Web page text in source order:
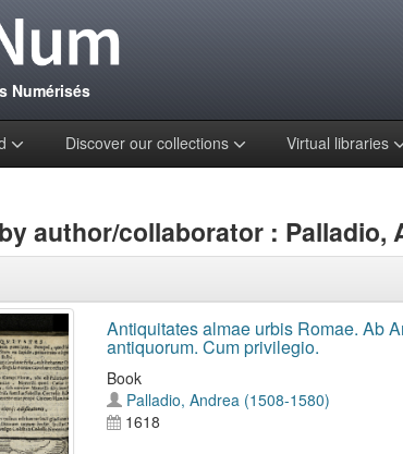
Numérisés
Discover our collections Virtual libraries
author/collaborator : Palladio,
Antiquitates almae urbis Romae. Ab
antiquorum. Cum privilegio.
Book
Palladio, Andrea (1508-1580)
1618